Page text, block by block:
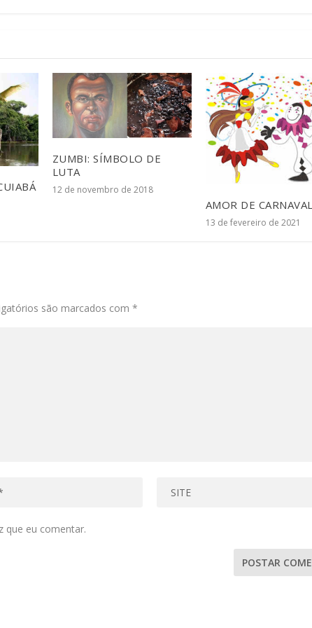
ZUMBI: SÍMBOLO DE
LUTA
12 de novembro de 2018
AMOR DE
13 de fevereiro de 2021
são marcados com*
que eu comentar.